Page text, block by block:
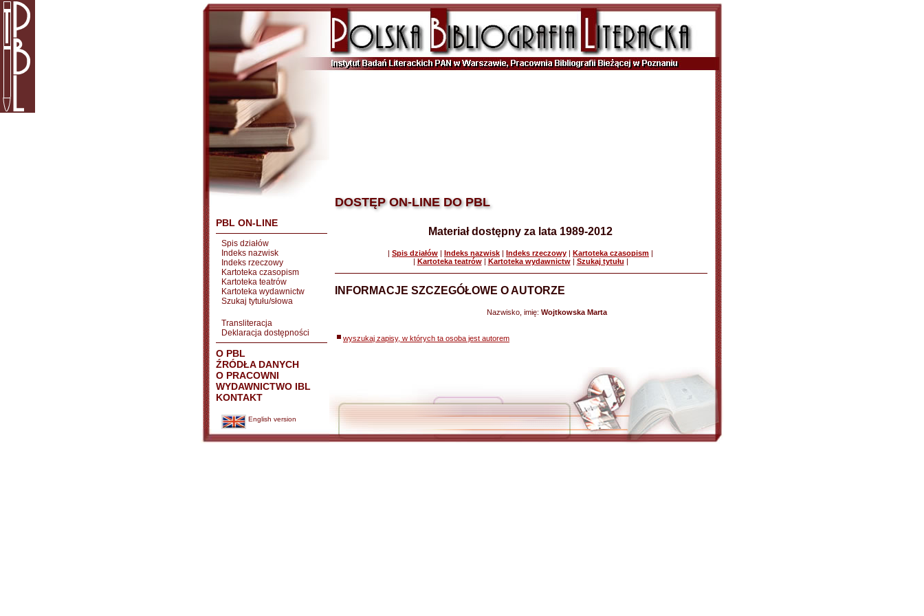
PBL ON-LINE
Spis działów
Indeks nazwisk
Indeks rzeczowy
Kartoteka czasopism
Kartoteka teatrów
Kartoteka wydawnictw
Szukaj tytułu/słowa
Transliteracja
Deklaracja dostępności
O PBL
ŹRÓDŁA DANYCH
O PRACOWNI
WYDAWNICTWO IBL
KONTAKT
English version
DOSTĘP ON-LINE DO PBL
Materiał dostępny za lata 1989-2012
| Spis działów | Indeks nazwisk | Indeks rzeczowy | Kartoteka czasopism |
| Kartoteka teatrów| Kartoteka wydawnictw| Szukaj tytułu |
INFORMACJE SZCZEGÓŁOWE O AUTORZE
Nazwisko, imię: Wojtkowska Marta
wyszukaj zapisy, w których ta osoba jest autorem